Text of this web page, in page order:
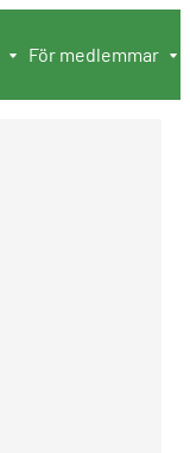
För medlemmar